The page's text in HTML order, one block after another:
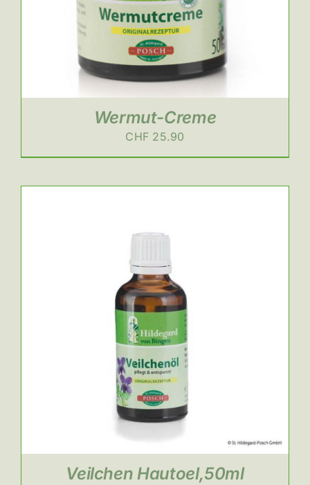
Wermut-Creme
CHF 25.90
Veilchen Hautoel,50ml